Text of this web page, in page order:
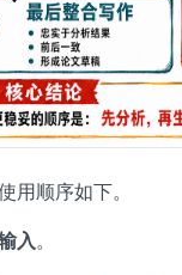
用顺序如下。
入 。